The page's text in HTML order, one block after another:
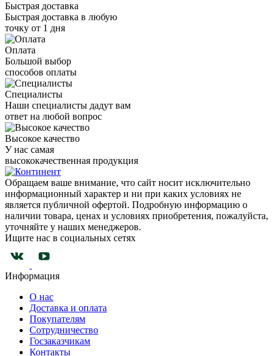
Быстрая доставка
Быстрая доставка в любую
точку от 1 дня
Оплата
Большой выбор
способов оплаты
Специалисты
Наши специалисты дадут вам
ответ на любой вопрос
Высокое качество
У нас самая
высококачественная продукция
Обращаем ваше внимание, что сайт носит исключительно
информационный характер и ни при каких условиях не
является публичной офертой. Подробную информацию о
наличии товара, ценах и условиях приобретения, пожалуйста,
уточняйте у наших менеджеров.
Ищите нас в социальных сетях
Информация
О нас
Доставка и оплата
Покупателям
Сотрудничество
Госзаказчикам
Контакты